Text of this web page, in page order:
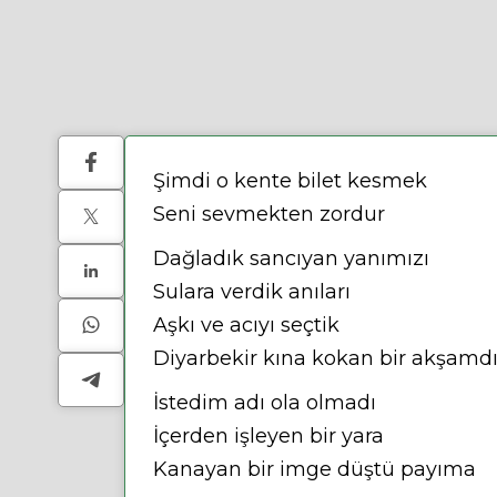
Şimdi o kente bilet kesmek
Seni sevmekten zordur
Dağladık sancıyan yanımızı
Sulara verdik anıları
Aşkı ve acıyı seçtik
Diyarbekir kına kokan bir akşamdı
İstedim adı ola olmadı
İçerden işleyen bir yara
Kanayan bir imge düştü payıma